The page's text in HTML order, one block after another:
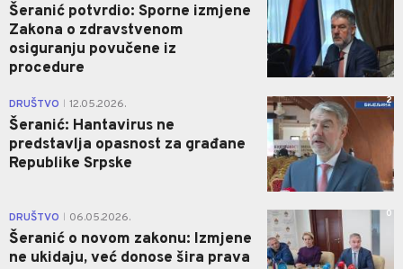
Šeranić potvrdio: Sporne izmjene
Zakona o zdravstvenom
osiguranju povučene iz
procedure
DRUŠTVO 12.05.2026.
Šeranić: Hantavirus ne
predstavlja opasnost za građane
Republike Srpske
2
DRUŠTVO 06.05.2026.
Šeranić o novom zakonu: Izmjene
ne ukidaju, već donose šira prava
0